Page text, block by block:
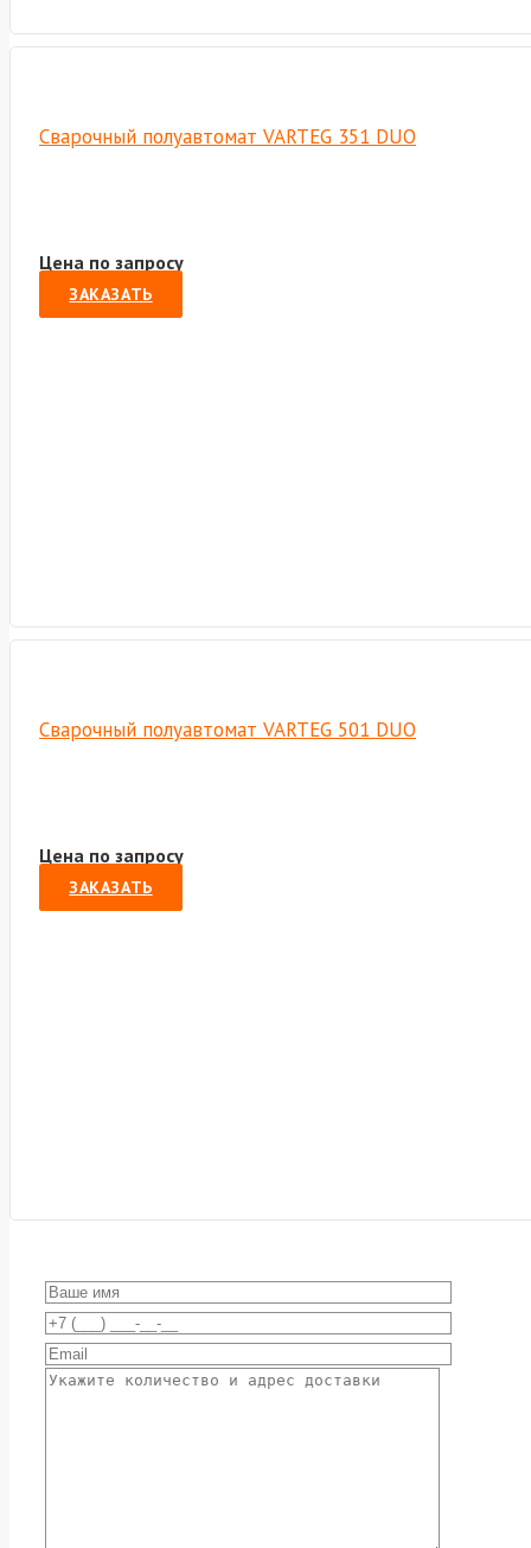
Сварочный полуавтомат VARTEG 351 DUO
Цена по запросу
ЗАКАЗАТЬ
Сварочный полуавтомат VARTEG 501 DUO
Цена по запросу
ЗАКАЗАТЬ